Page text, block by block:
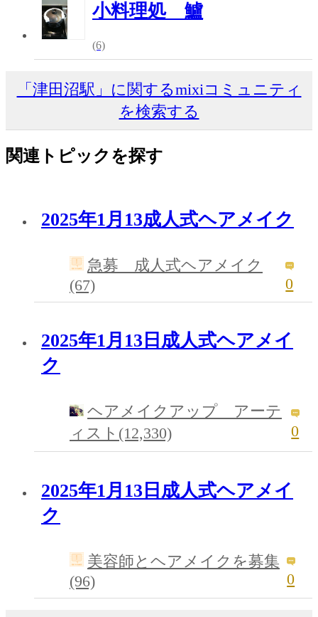
小料理処 鱸
(6)
「津田沼駅」に関するmixiコミュニティ
を検索する
関連トピックを探す
2025年1月13成人式ヘアメイク
急募 成人式ヘアメイク
(67)
0
2025年1月13日成人式ヘアメイ
ク
ヘアメイクアップ アーテ
ィスト(12,330)
0
2025年1月13日成人式ヘアメイ
ク
美容師とヘアメイクを募集
(96)
0